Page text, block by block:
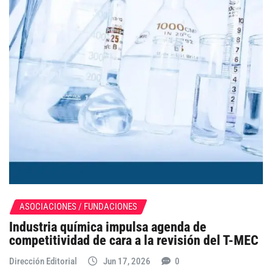
ASOCIACIONES / FUNDACIONES
Industria química impulsa agenda de
competitividad de cara a la revisión del T-MEC
Dirección Editorial Jun 17, 2026 0